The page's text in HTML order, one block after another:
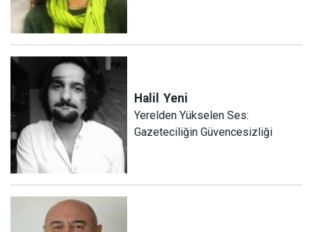
Halil Yeni
Yerelden Yükselen Ses:
Gazeteciliğin Güvencesizliği